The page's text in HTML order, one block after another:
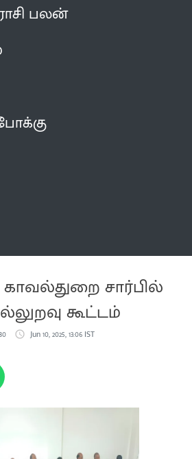
பலன்
சார்பில்
கூட்டம்
Jun 10, 2025, 13:06 IST